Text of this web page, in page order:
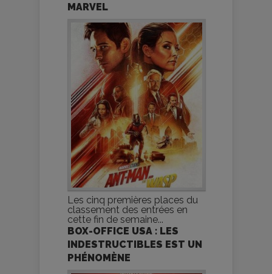
MARVEL
Les cinq premières places du
classement des entrées en
cette fin de semaine...
BOX-OFFICE USA : LES
INDESTRUCTIBLES EST UN
PHÉNOMÈNE